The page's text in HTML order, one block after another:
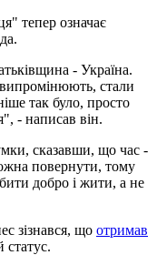
тепер означає
- Україна.
випромінюють, стали
так було, просто
- написав він.
сказавши, що час -
повернути, тому
добро і жити, а не
зізнався, що отримав
статус.